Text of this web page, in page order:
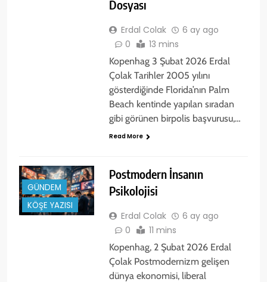
Dosyası
Erdal Colak
6 ay ago
0
13 mins
Kopenhag 3 Şubat 2026 Erdal
Çolak Tarihler 2005 yılını
gösterdiğinde Florida’nın Palm
Beach kentinde yapılan sıradan
gibi görünen birpolis başvurusu,…
Read More
GÜNDEM
KÖŞE YAZISI
Postmodern İnsanın
Psikolojisi
Erdal Colak
6 ay ago
0
11 mins
Kopenhag, 2 Şubat 2026 Erdal
Çolak Postmodernizm gelişen
dünya ekonomisi, liberal